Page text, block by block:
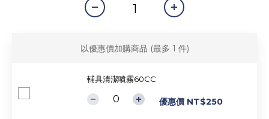
以優惠價加購商品 (最多 1 件)
輔具清潔噴霧60CC
優惠價 NT$250